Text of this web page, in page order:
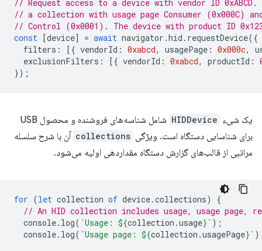
// Request access to a device with vendor ID
// a collection with usage page Consumer (0x000C) and
// Control (0x0001). The device with product ID
const [device] = await navigator .hid . requestDevice({
filters : [{ vendorId : 0xabcd, usagePage : 0x000c,
exclusionFilters : [{ vendorId : 0xabcd, productId :
});
یک شیء HIDDevice
شامل شناسه‌های فروشنده و محصول USB
برای شناسایی دستگاه است. ویژگی collections آن با شرح سلسله
مراتبی از قالب‌های گزارش دستگاه مقداردهی اولیه می‌شود.
for (let collection of device.collections)
{
// An HID collection includes usage, usage page,
console. log( `Usage: ${collection .usage} ` );
console. log( `Usage page: ${collection .usagePage} `